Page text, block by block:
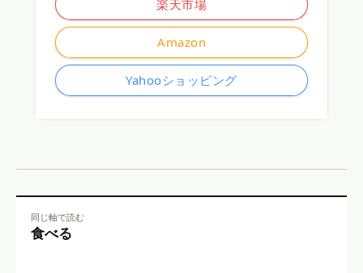
Amazon
楽天市場
Yahooショッピング
同じ軸で読む
食べる